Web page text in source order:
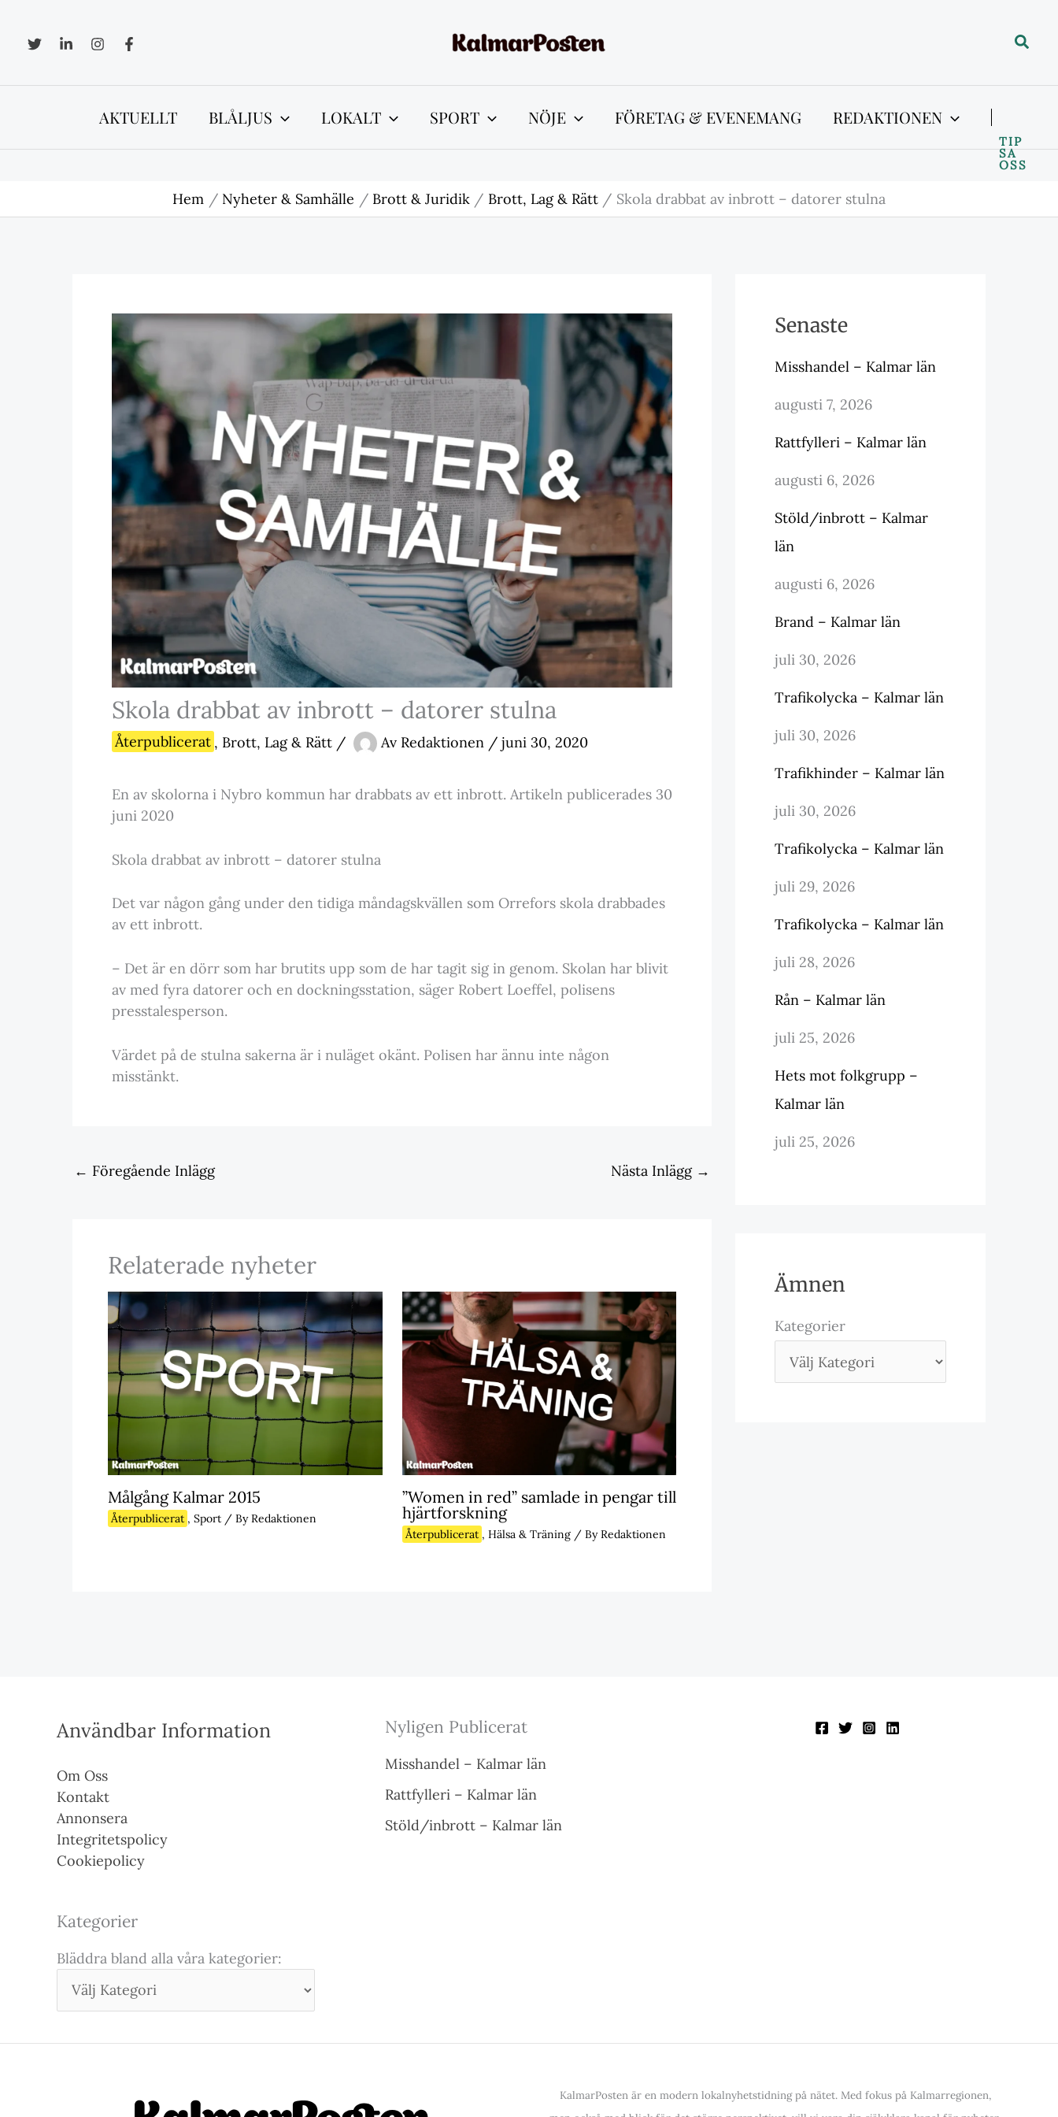
innehåll
Sök
AKTUELLT BLÅLJUS LOKALT SPORT NÖJE FÖRETAG & EVENEMANG REDAKTIONEN
TIP
SA
OSS
Hem Nyheter & Samhälle Brott & Juridik Brott, Lag & Rätt Skola drabbat av inbrott – datorer stulna
Skola drabbat av inbrott – datorer stulna
Återpublicerat , Brott, Lag & Rätt / Av Redaktionen / juni 30, 2020
En av skolorna i Nybro kommun har drabbats av ett inbrott. Artikeln publicerades 30
juni 2020
Skola drabbat av inbrott – datorer stulna
Det var någon gång under den tidiga måndagskvällen som Orrefors skola drabbades
av ett inbrott.
– Det är en dörr som har brutits upp som de har tagit sig in genom. Skolan har blivit
av med fyra datorer och en dockningsstation, säger Robert Loeffel, polisens
presstalesperson.
Värdet på de stulna sakerna är i nuläget okänt. Polisen har ännu inte någon
misstänkt.
← Föregående Inlägg Nästa Inlägg →
Relaterade nyheter
Målgång Kalmar 2015
Återpublicerat , Sport / ByRedaktionen
”Women in red” samlade in pengar till
hjärtforskning
Återpublicerat , Hälsa & Träning/ ByRedaktionen
Senaste
Misshandel – Kalmar län
augusti 7, 2026
Rattfylleri – Kalmar län
augusti 6, 2026
Stöld/inbrott – Kalmar
län
augusti 6, 2026
Brand – Kalmar län
juli 30, 2026
Trafikolycka – Kalmar län
juli 30, 2026
Trafikhinder – Kalmar län
juli 30, 2026
Trafikolycka – Kalmar län
juli 29, 2026
Trafikolycka – Kalmar län
juli 28, 2026
Rån – Kalmar län
juli 25, 2026
Hets mot folkgrupp –
Kalmar län
juli 25, 2026
Ämnen
Kategorier
Användbar Information
Om Oss
Kontakt
Annonsera
Integritetspolicy
Cookiepolicy
Kategorier
Bläddra bland alla våra kategorier:
Nyligen Publicerat
Misshandel – Kalmar län
Rattfylleri – Kalmar län
Stöld/inbrott – Kalmar län
KalmarPosten är en modern lokalnyhetstidning på nätet. Med fokus på Kalmarregionen,